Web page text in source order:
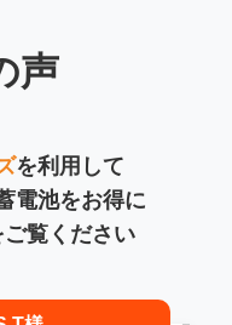
声
を利用して
電池をお得に
覧ください